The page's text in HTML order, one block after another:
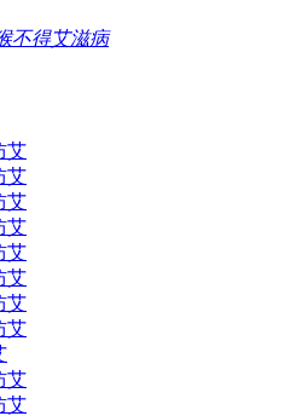
不得艾滋病
艾
艾
艾
艾
艾
艾
艾
艾
艾
艾